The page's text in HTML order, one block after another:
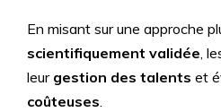
En misant sur une approche
scientifiquement validée,
leur gestion des talents et
coûteuses.